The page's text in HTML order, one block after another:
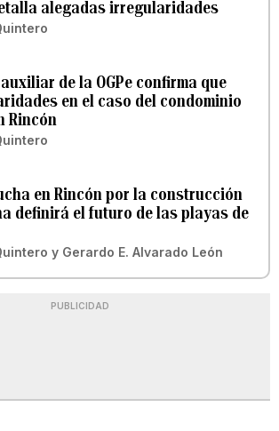
alegadas irregularidades
de la OGPe confirma que
en el caso del condominio
Rincón
en Rincón por la construcción
definirá el futuro de las playas de
y Gerardo E. Alvarado León
PUBLICIDAD